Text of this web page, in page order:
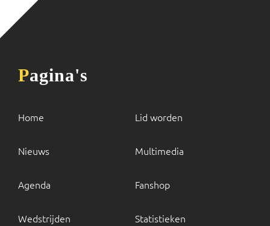
Pagina's
Home
Nieuws
Agenda
Wedstrijden
Lid worden
Multimedia
Fanshop
Statistieken